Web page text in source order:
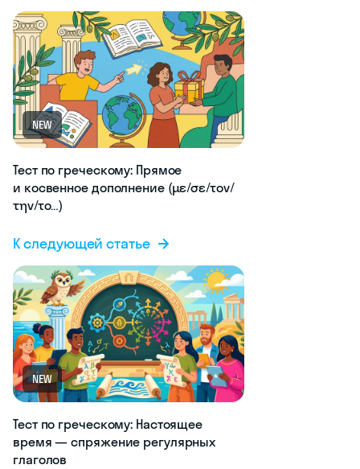
NEW
Тест по греческому: Прямое
и косвенное дополнение (με/σε/τον/
την/το…)
К следующей статье
NEW
Тест по греческому: Настоящее
время — спряжение регулярных
глаголов